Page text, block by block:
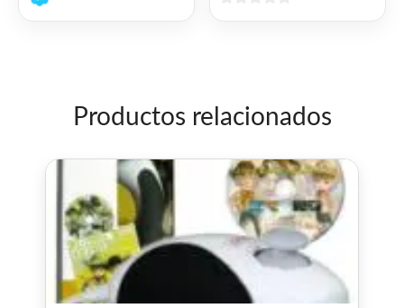
de
Productos relacionados